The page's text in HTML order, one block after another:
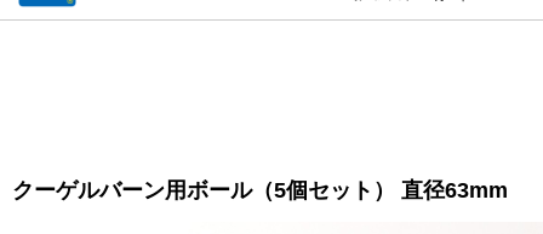
クーゲルバーン用ボール（5個セット） 直径63mm